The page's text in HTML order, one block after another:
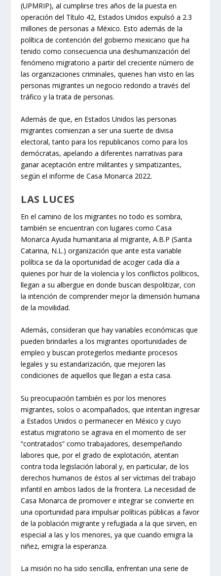
(UPMRIP), al cumplirse tres años de la puesta en
operación del Título 42, Estados Unidos expulsó a 2.3
millones de personas a México. Esto además de la
política de contención del gobierno mexicano que ha
tenido como consecuencia una deshumanización del
fenómeno migratorio a partir del creciente número de
las organizaciones criminales, quienes han visto en las
personas migrantes un negocio redondo a través del
tráfico y la trata de personas.
Además de que, en Estados Unidos las personas
migrantes comienzan a ser una suerte de divisa
electoral, tanto para los republicanos como para los
demócratas, apelando a diferentes narrativas para
ganar aceptación entre militantes y simpatizantes,
según el informe de Casa Monarca 2022.
LAS LUCES
En el camino de los migrantes no todo es sombra,
también se encuentran con lugares como Casa
Monarca Ayuda humanitaria al migrante, A.B.P (Santa
Catarina, N.L.) organización que ante esta variable
política se da la oportunidad de acoger cada día a
quienes por huir de la violencia y los conflictos políticos,
llegan a su albergue en donde buscan despolitizar, con
la intención de comprender mejor la dimensión humana
de la movilidad.
Además, consideran que hay variables económicas que
pueden brindarles a los migrantes oportunidades de
empleo y buscan protegerlos mediante procesos
legales y su estandarización, que mejoren las
condiciones de aquellos que llegan a esta casa.
Su preocupación también es por los menores
migrantes, solos o acompañados, que intentan ingresar
a Estados Unidos o permanecer en México y cuyo
estatus migratorio se agrava en el momento de ser
“contratados” como trabajadores, desempeñando
labores que, por el grado de explotación, atentan
contra toda legislación laboral y, en particular, de los
derechos humanos de éstos al ser víctimas del trabajo
infantil en ambos lados de la frontera. La necesidad de
Casa Monarca de promover e integrar se convierte en
una oportunidad para impulsar políticas públicas a favor
de la población migrante y refugiada a la que sirven, en
especial a las y los menores, ya que cuando emigra la
niñez, emigra la esperanza.
La misión no ha sido sencilla, enfrentan una serie de